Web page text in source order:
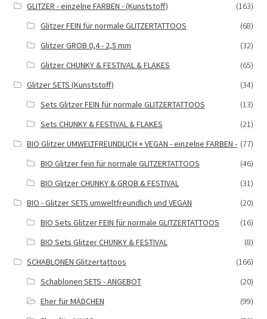
GLITZER - einzelne FARBEN - (Kunststoff)
(163)
Glitzer FEIN für normale GLITZERTATTOOS
(68)
Glitzer GROB 0,4 - 2,5 mm
(32)
Glitzer CHUNKY & FESTIVAL & FLAKES
(65)
Glitzer SETS (Kunststoff)
(34)
Sets Glitzer FEIN für normale GLITZERTATTOOS
(13)
Sets CHUNKY & FESTIVAL & FLAKES
(21)
BIO Glitzer UMWELTFREUNDLICH + VEGAN - einzelne FARBEN - (77)
BIO Glitzer fein für normale GLITZERTATTOOS
(46)
BIO Glitzer CHUNKY & GROB & FESTIVAL
(31)
BIO - Glitzer SETS umweltfreundlich und VEGAN
(20)
BIO Sets Glitzer FEIN für normale GLITZERTATTOOS
(16)
BIO Sets Glitzer CHUNKY & FESTIVAL
(8)
SCHABLONEN Glitzertattoos
(166)
Schablonen SETS - ANGEBOT
(20)
Eher für MÄDCHEN
(99)